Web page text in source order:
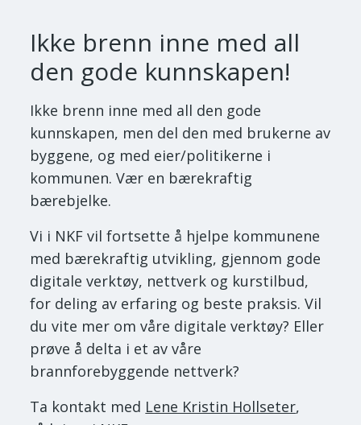
Ikke brenn inne med all
den gode kunnskapen!
Ikke brenn inne med all den gode
kunnskapen, men del den med brukerne av
byggene, og med eier/politikerne i
kommunen. Vær en bærekraftig
bærebjelke.
Vi i NKF vil fortsette å hjelpe kommunene
med bærekraftig utvikling, gjennom gode
digitale verktøy, nettverk og kurstilbud,
for deling av erfaring og beste praksis. Vil
du vite mer om våre digitale verktøy? Eller
prøve å delta i et av våre
brannforebyggende nettverk?
Ta kontakt med Lene Kristin Hollseter,